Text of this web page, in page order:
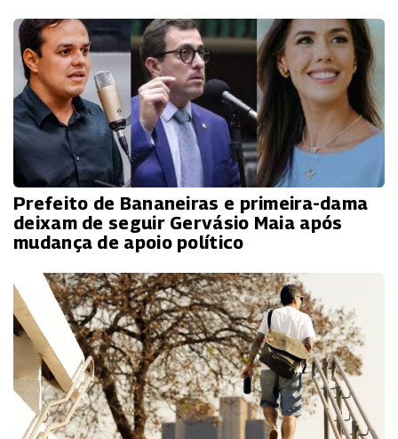
Prefeito de Bananeiras e primeira-dama
deixam de seguir Gervásio Maia após
mudança de apoio político